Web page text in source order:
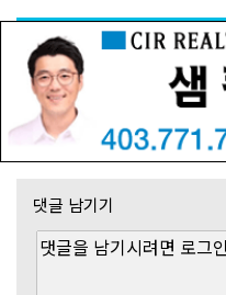
댓글 남기기